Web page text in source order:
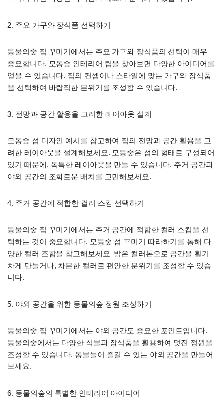
2. 주요 가구와 장식품 선택하기
동물의숲 집 꾸미기에서는 주요 가구와 장식품의 선택이 매우
중요합니다. 모동숲 인테리어 팁을 찾아보면 다양한 아이디어를
얻을 수 있습니다. 집의 컨셉이나 스타일에 맞는 가구와 장식품
을 선택하여 바람직한 분위기를 조성할 수 있습니다.
3. 전망과 공간 활용을 고려한 레이아웃 설계
모동숲 섬 디자인 예시를 참고하여 집의 전망과 공간 활용을 고
려한 레이아웃을 설계해보세요. 모동숲은 섬의 형태로 구성되어
있기 때문에, 독특한 레이아웃을 만들 수 있습니다. 주거 공간과
야외 공간의 조화로운 배치를 고민해보세요.
4. 주거 공간에 적합한 컬러 스킴 선택하기
동물의숲 집 꾸미기에서는 주거 공간에 적합한 컬러 스킴을 선
택하는 것이 중요합니다. 모동숲 섬 꾸미기 따라하기를 통해 다
양한 컬러 조합을 참고해보세요. 밝은 컬러톤으로 공간을 활기
차게 만들거나, 차분한 컬러로 편안한 분위기를 조성할 수 있습
니다.
5. 야외 공간을 위한 동물의숲 정원 조성하기
동물의숲 집 꾸미기에서는 야외 공간도 중요한 포인트입니다.
동물의숲에서는 다양한 식물과 장식품을 활용하여 멋진 정원을
조성할 수 있습니다. 동물들이 즐길 수 있는 야외 공간을 만들어
보세요.
6. 동물의숲의 특별한 인테리어 아이디어